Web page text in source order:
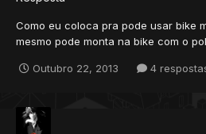
Como eu coloca pra pode usar bike
mesmo pode monta na bike com o
Outubro 22, 2013
4